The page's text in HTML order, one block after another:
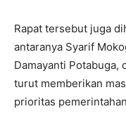
Rapat tersebut juga
antaranya Syarif
Damayanti Potabuga,
turut memberikan
prioritas